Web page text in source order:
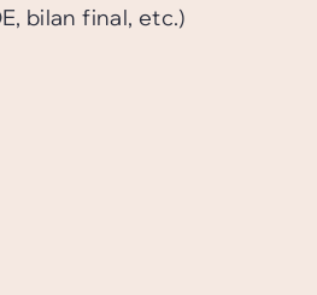
bilan final, etc.)